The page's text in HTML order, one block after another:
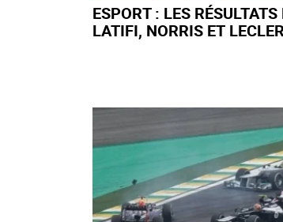
ESPORT : LES
LATIFI, NORRIS ET